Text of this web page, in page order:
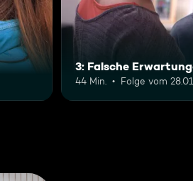
3: Falsche
44 Min. Folge vom